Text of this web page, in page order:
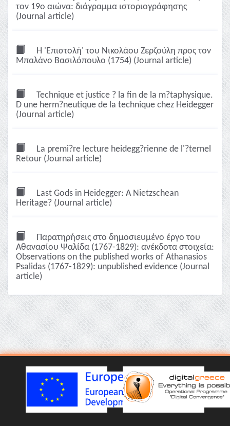
τον 19ο αιώνα: διάγραμμα ιστοριογράφησης
(Journal article)
Η 'Επιστολή' του Νικολάου Ζερζούλη προς τον
Μπαλάνο Βασιλόπουλο (1754) (Journal article)
Technique et justice ? la fin de la m?taphysique.
D une herm?neutique de la technique chez Heidegger
(Journal article)
La premi?re lecture heidegg?rienne de l'?ternel
Retour (Journal article)
Last Gods in Heidegger: A Nietzschean
Heritage? (Journal article)
Παρατηρήσεις στο δημοσιευμένο έργο του
Αθανασίου Ψαλίδα (1767-1829): ανέκδοτα στοιχεία:
Observations on the published works of Athanasios
Psalidas (1767-1829): unpublished evidence (Journal
article)